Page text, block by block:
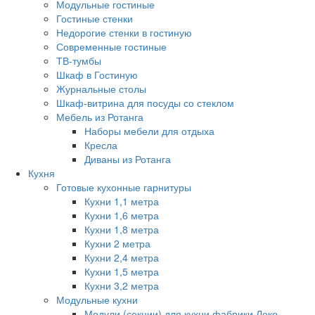
Модульные гостиные
Гостиные стенки
Недорогие стенки в гостиную
Современные гостиные
ТВ-тумбы
Шкаф в Гостиную
Журнальные столы
Шкаф-витрина для посуды со стеклом
Мебель из Ротанга
Наборы мебели для отдыха
Кресла
Диваны из Ротанга
Кухня
Готовые кухонные гарнитуры
Кухни 1,1 метра
Кухни 1,6 метра
Кухни 1,8 метра
Кухни 2 метра
Кухни 2,4 метра
Кухни 1,5 метра
Кухни 3,2 метра
Модульные кухни